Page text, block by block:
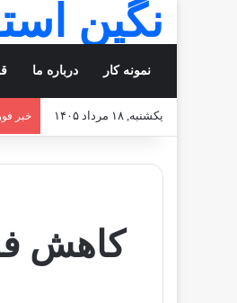
نگین
نمونه کار درباره ما
یکشنبه, ۱۸ مرداد ۱۴۰۵ خبر
کاهش